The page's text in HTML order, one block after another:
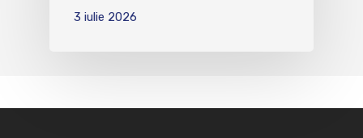
3 iulie 2026